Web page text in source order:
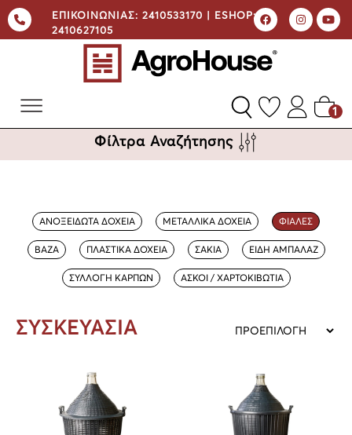
ΕΠΙΚΟΙΝΩΝΙΑΣ: 2410533170 | ESHOP:
2410627105
1
Φίλτρα Αναζήτησης
ΑΝΟΞΕΙΔΩΤΑ ΔΟΧΕΙΑ ΜΕΤΑΛΛΙΚΑ ΔΟΧΕΙΑ ΦΙΑΛΕΣ
ΒΑΖΑ ΠΛΑΣΤΙΚΑ ΔΟΧΕΙΑ ΣΑΚΙΑ ΕΙΔΗ ΑΜΠΑΛΑΖ
ΣΥΛΛΟΓΗ ΚΑΡΠΩΝ ΑΣΚΟΙ / ΧΑΡΤΟΚΙΒΩΤΙΑ
ΣΥΣΚΕΥΑΣΙΑ